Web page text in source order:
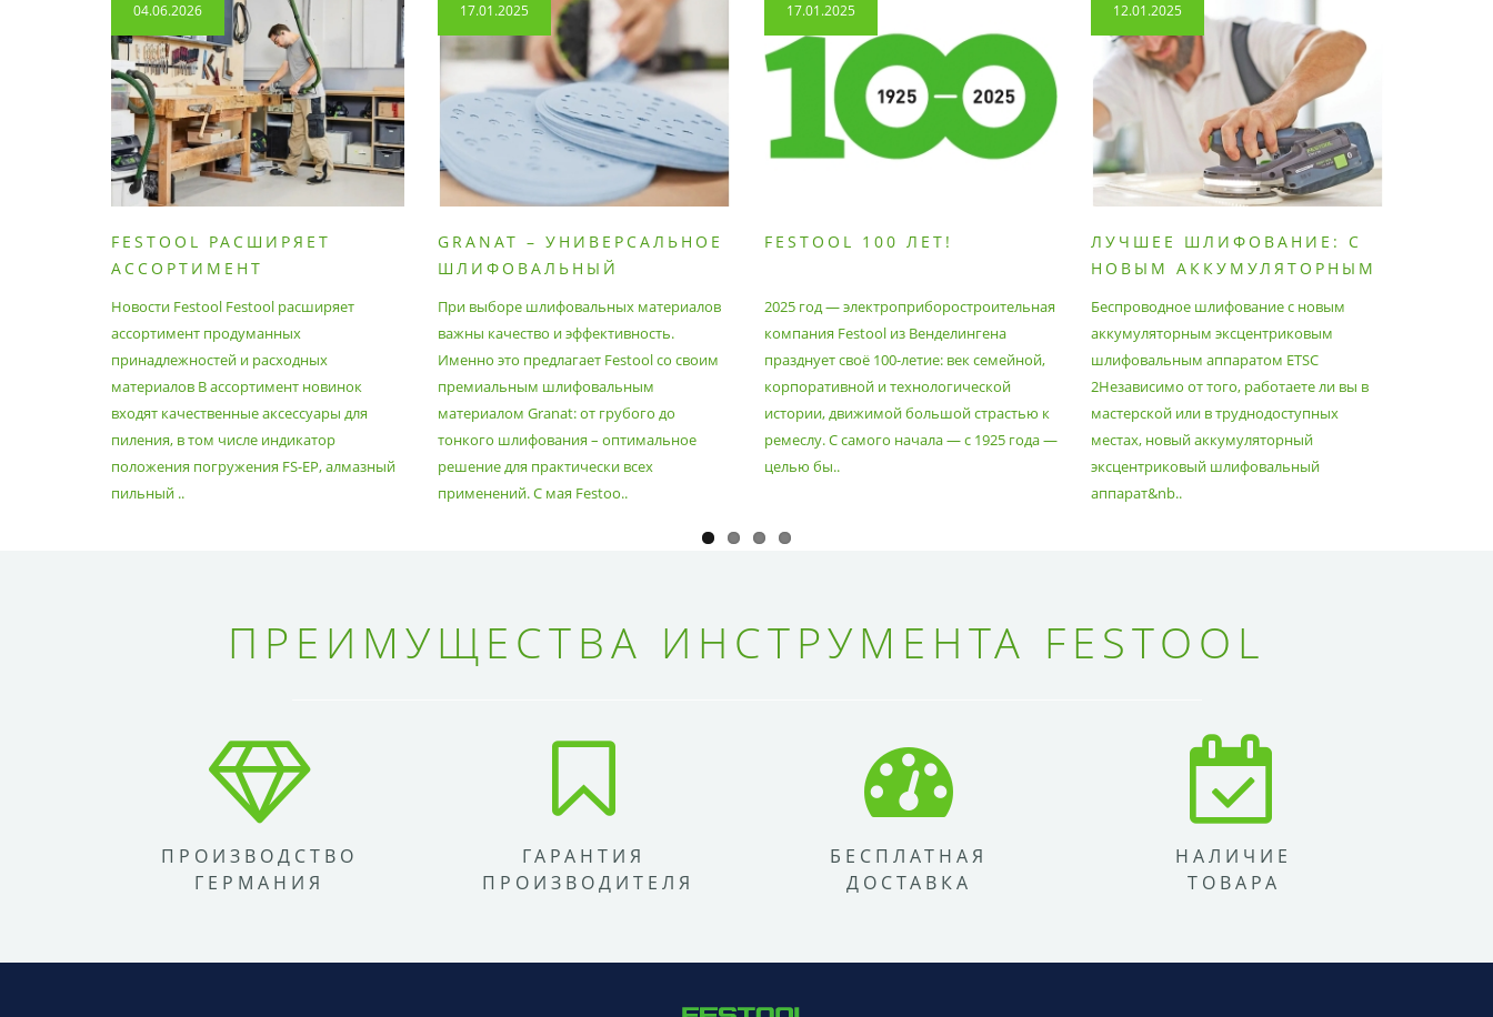
04.06.2026
FESTOOL РАСШИРЯЕТ
АССОРТИМЕНТ
ПРИНАДЛЕЖНОСТЕЙ И
РАСХОДНЫХ МАТЕРИАЛОВ
Новости Festool Festool расширяет
ассортимент продуманных
принадлежностей и расходных
материалов В ассортимент новинок
входят качественные аксессуары для
пиления, в том числе индикатор
положения погружения FS-EP, алмазный
пильный ..
17.01.2025
GRANAT – УНИВЕРСАЛЬНОЕ
ШЛИФОВАЛЬНЫЙ
При выборе шлифовальных материалов
важны качество и эффективность.
Именно это предлагает Festool со своим
премиальным шлифовальным
материалом Granat: от грубого до
тонкого шлифования – оптимальное
решение для практически всех
применений. С мая Festoo..
17.01.2025
FESTOOL 100 ЛЕТ!
2025 год — электроприборостроительная
компания Festool из Венделингена
празднует своё 100-летие: век семейной,
корпоративной и технологической
истории, движимой большой страстью к
ремеслу. С самого начала — с 1925 года —
целью бы..
12.01.2025
ЛУЧШЕЕ ШЛИФОВАНИЕ: С
НОВЫМ АККУМУЛЯТОРНЫМ
АППАРАТОМ ETSC2
Беспроводное шлифование с новым
аккумуляторным эксцентриковым
шлифовальным аппаратом ETSC
2Независимо от того, работаете ли вы в
мастерской или в труднодоступных
местах, новый аккумуляторный
эксцентриковый шлифовальный
аппарат&nb..
ПРЕИМУЩЕСТВА ИНСТРУМЕНТА FESTOOL
ПРОИЗВОДСТВО
ГЕРМАНИЯ
ГАРАНТИЯ
ПРОИЗВОДИТЕЛЯ
БЕСПЛАТНАЯ
ДОСТАВКА
НАЛИЧИЕ
ТОВАРА